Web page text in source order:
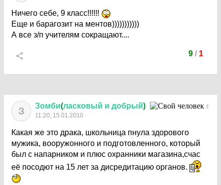
Ничего себе, 9 класс!!!!!!
Еще и барагозит на ментов)))))))))))
А все з/п учителям сокращают....
9/ 1
З Зомби(ласковый и добрый)
11:20, 15.01.2010
Какая же это драка, школьница пнула здорового
мужика, вооружонного и подготовленного, который
был с напарником и плюс охранники магазина,счас
её посодют на 15 лет за дисредитацию органов.